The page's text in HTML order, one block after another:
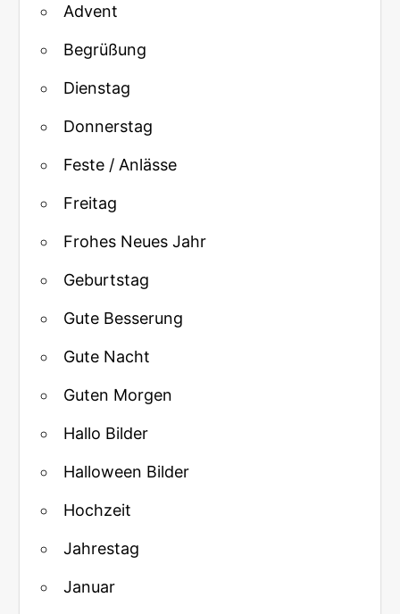
Advent
Begrüßung
Dienstag
Donnerstag
Feste / Anlässe
Freitag
Frohes Neues Jahr
Geburtstag
Gute Besserung
Gute Nacht
Guten Morgen
Hallo Bilder
Halloween Bilder
Hochzeit
Jahrestag
Januar